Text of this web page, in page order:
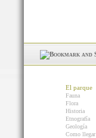
El parque
Fauna
Flora
Historia
Etnografía
Geología
Como llegar